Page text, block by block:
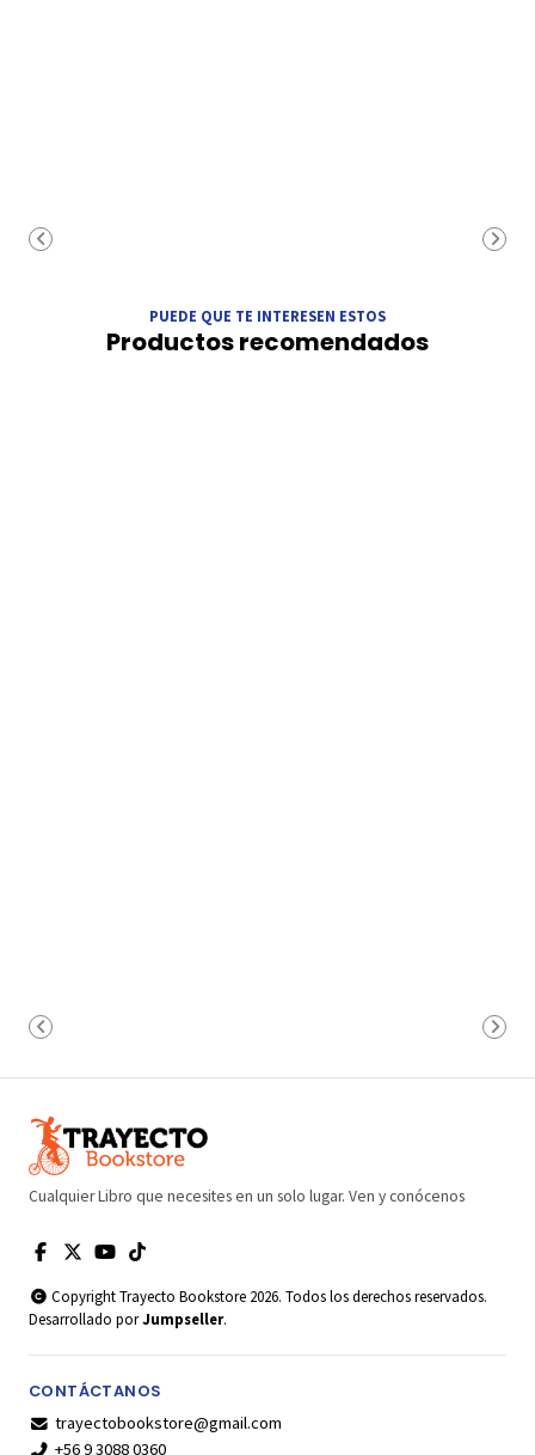
PUEDE QUE TE INTERESEN ESTOS
Productos recomendados
Cualquier Libro que necesites en un solo lugar. Ven y conócenos
Copyright Trayecto Bookstore 2026. Todos los derechos reservados.
Desarrollado porJumpseller.
CONTÁCTANOS
trayectobookstore@gmail.com
+56 9 3088 0360